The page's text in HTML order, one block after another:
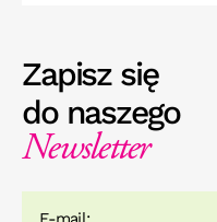
Zapisz się
do naszego
Newsletter